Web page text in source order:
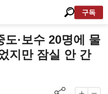
구독
·보수 20명에 물
지만 잠실 안 간